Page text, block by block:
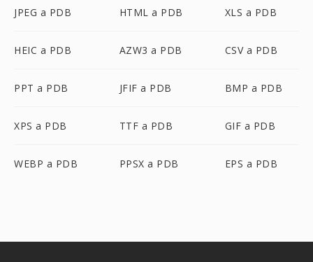
JPEG a PDB HTML a PDB XLS a PDB
HEIC a PDB AZW3 a PDB CSV a PDB
PPT a PDB JFIF a PDB BMP a PDB
XPS a PDB TTF a PDB GIF a PDB
WEBP a PDB PPSX a PDB EPS a PDB